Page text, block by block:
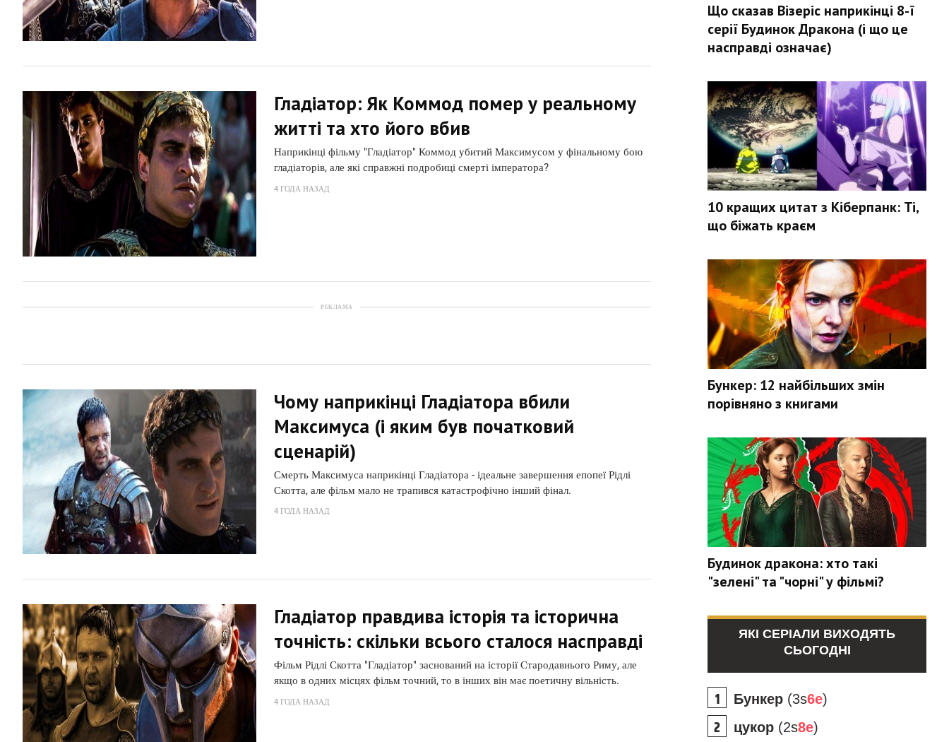
Гладіатор: Як Коммод помер у реальному
житті та хто його вбив
Наприкінці фільму "Гладіатор" Коммод убитий Максимусом у фінальному бою
гладіаторів, але які справжні подробиці смерті імператора?
4 ГОДА НАЗАД
РЕКЛАМА
Чому наприкінці Гладіатора вбили
Максимуса (і яким був початковий
сценарій)
Смерть Максимуса наприкінці Гладіатора - ідеальне завершення епопеї Рідлі
Скотта, але фільм мало не трапився катастрофічно інший фінал.
4 ГОДА НАЗАД
Гладіатор правдива історія та історична
точність: скільки всього сталося насправді
Фільм Рідлі Скотта "Гладіатор" заснований на історії Стародавнього Риму, але
якщо в одних місцях фільм точний, то в інших він має поетичну вільність.
4 ГОДА НАЗАД
Що сказав Візеріс наприкінці 8-ї
серії Будинок Дракона (і що це
насправді означає)
10 кращих цитат з Кіберпанк: Ті,
що біжать краєм
Бункер: 12 найбільших змін
порівняно з книгами
Будинок дракона: хто такі
"зелені" та "чорні" у фільмі?
ЯКІ СЕРІАЛИ ВИХОДЯТЬ
СЬОГОДНІ
Бункер (3s6e)
цукор (2s8e)